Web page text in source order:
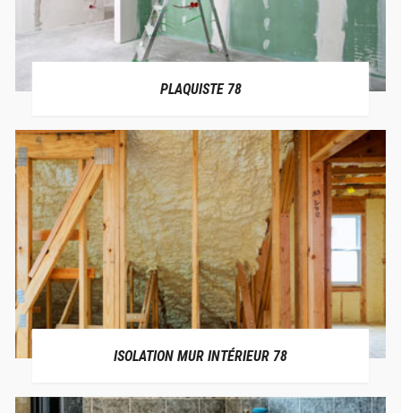
PLAQUISTE 78
ISOLATION MUR INTÉRIEUR 78